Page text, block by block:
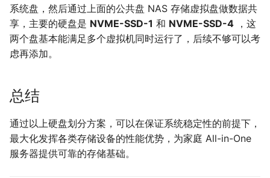
系统盘，然后通过上面的公共盘 NAS 存储虚拟盘做数据共
享，主要的硬盘是 NVME-SSD-1 和 NVME-SSD-4 ，这
两个盘基本能满足多个虚拟机同时运行了，后续不够可以考
虑再添加。
总结
通过以上硬盘划分方案，可以在保证系统稳定性的前提下，
最大化发挥各类存储设备的性能优势，为家庭 All-in-One
服务器提供可靠的存储基础。